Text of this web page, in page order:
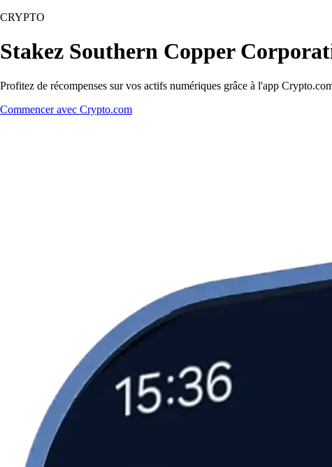
CRYPTO
Stakez Southern Copper
Profitez de récompenses sur vos actifs numériques grâce à l'app
Commencer avec Crypto.com